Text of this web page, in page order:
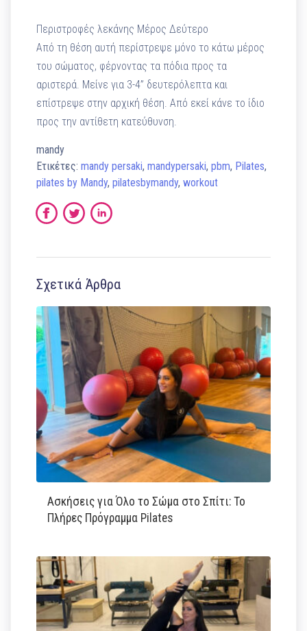
Περιστροφές λεκάνης Μέρος Δεύτερο
Από τη θέση αυτή περίστρεψε μόνο το κάτω μέρος
του σώματος, φέρνοντας τα πόδια προς τα
αριστερά. Μείνε για 3-4” δευτερόλεπτα και
επίστρεψε στην αρχική θέση. Από εκεί κάνε το ίδιο
προς την αντίθετη κατεύθυνση.
mandy
Ετικέτες:mandy persaki,mandypersaki,pbm, Pilates,
pilates by Mandy,pilatesbymandy,workout
Σχετικά Άρθρα
Ασκήσεις για Όλο το Σώμα στο Σπίτι: Το
Πλήρες Πρόγραμμα Pilates